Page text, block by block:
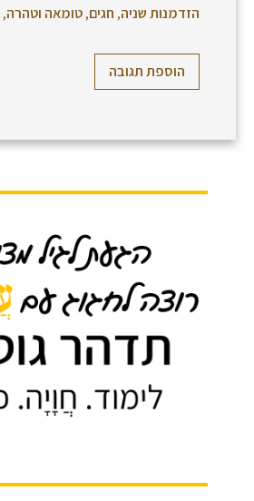
הזדמנות שניה, חגים,טומאה וטהרה,
הוספת תגובה